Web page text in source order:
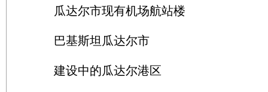
瓜达尔市现有机场航站楼
巴基斯坦瓜达尔市
建设中的瓜达尔港区